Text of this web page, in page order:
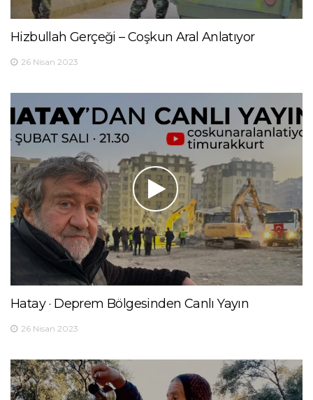
Hizbullah Gerçeği – Coşkun Aral Anlatıyor
26 Nisan 2023
Hatay · Deprem Bölgesinden Canlı Yayın
26 Nisan 2023